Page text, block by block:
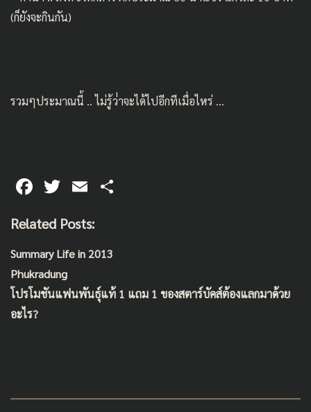
(ก็ยังจะกินกัน)
รวมๆประมาณนี้ .. ไม่รู้ว่่าจะได้ไปอีกทีเมื่อไหร่ …
F
e
b
o
o
k
T
tt
er
E
ai
l
Related Posts:
Summary Life in 2013
Phukradung
โปรโมชันแฟนพันธุ์แท้ 1 แถม 1 ของสตาร์บัคส์ต้องแลกมาด้วย
อะไร?